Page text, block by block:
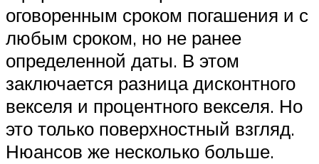
оговоренным сроком погашения и с
любым сроком, но не ранее
определенной даты. В этом
заключается разница дисконтного
векселя и процентного векселя. Но
это только поверхностный взгляд.
Нюансов же несколько больше.